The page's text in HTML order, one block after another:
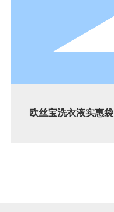
欧丝宝洗衣液实惠袋